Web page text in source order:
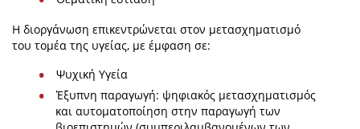
Η διοργάνωση επικεντρώνεται στον μετασχηματισμό
του τομέα της υγείας, με έμφαση σε:
Ψυχική Υγεία
Έξυπνη παραγωγή: ψηφιακός μετασχηματισμός
και αυτοματοποίηση στην παραγωγή των